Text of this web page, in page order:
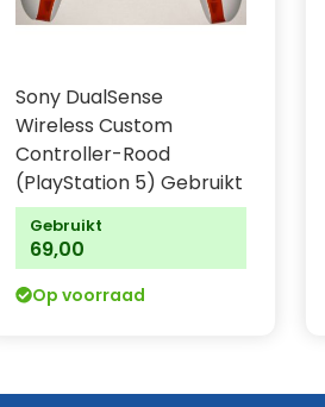
Sony DualSense
Wireless Custom
Controller-Rood
(PlayStation 5) Gebruikt
Gebruikt
69,00
Op voorraad